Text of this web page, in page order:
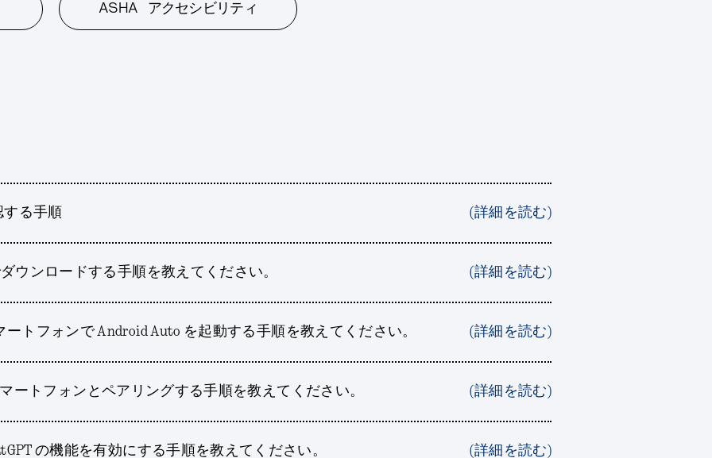
ASHA アクセシビリティ
する手順 (詳細を読む)
ダウンロードする手順を教えてください。 (詳細を読む)
トフォンで Android Auto を起動する手順を教えてください。 (詳細を読む)
ートフォンとペアリングする手順を教えてください。 (詳細を読む)
の機能を有効にする手順を教えてください。 (詳細を読む)